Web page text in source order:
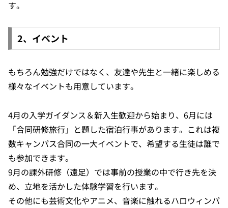
す。
2、イベント
もちろん勉強だけではなく、友達や先生と一緒に楽しめる
様々なイベントも用意しています。
4月の入学ガイダンス＆新入生歓迎から始まり、6月には
「合同研修旅行」と題した宿泊行事があります。これは複
数キャンパス合同の一大イベントで、希望する生徒は誰で
も参加できます。
9月の課外研修（遠足）では事前の授業の中で行き先を決
め、立地を活かした体験学習を行います。
その他にも芸術文化やアニメ、音楽に触れるハロウィンパ